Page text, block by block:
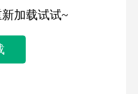
加载试试~